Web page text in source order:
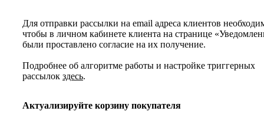
Для отправки рассылки на email адреса клиентов
чтобы в личном кабинете клиента на странице
были проставлено согласие на их получение.
Подробнее об алгоритме работы и настройке триггерных
рассылок здесь.
Актуализируйте корзину покупателя